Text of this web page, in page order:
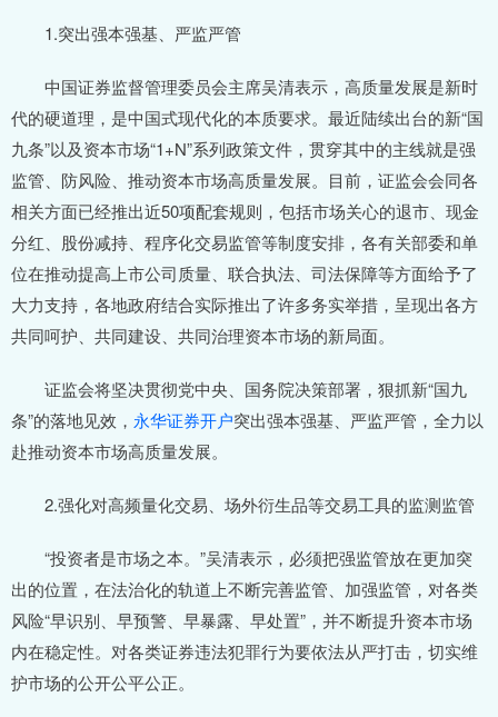
1.突出强本强基、严监严管
中国证券监督管理委员会主席吴清表示，高质量发展是新时
代的硬道理，是中国式现代化的本质要求。最近陆续出台的新“国
九条”以及资本市场“1+N”系列政策文件，贯穿其中的主线就是强
监管、防风险、推动资本市场高质量发展。目前，证监会会同各
相关方面已经推出近50项配套规则，包括市场关心的退市、现金
分红、股份减持、程序化交易监管等制度安排，各有关部委和单
位在推动提高上市公司质量、联合执法、司法保障等方面给予了
大力支持，各地政府结合实际推出了许多务实举措，呈现出各方
共同呵护、共同建设、共同治理资本市场的新局面。
证监会将坚决贯彻党中央、国务院决策部署，狠抓新“国九
条”的落地见效， 永华证券开户突出强本强基、严监严管，全力以
赴推动资本市场高质量发展。
2.强化对高频量化交易、场外衍生品等交易工具的监测监管
“投资者是市场之本。”吴清表示，必须把强监管放在更加突
出的位置，在法治化的轨道上不断完善监管、加强监管，对各类
风险“早识别、早预警、早暴露、早处置”，并不断提升资本市场
内在稳定性。对各类证券违法犯罪行为要依法从严打击，切实维
护市场的公开公平公正。